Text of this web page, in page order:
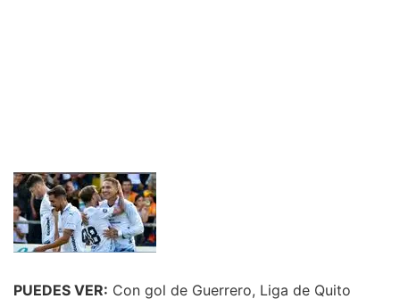
PUEDES VER: Con gol de Guerrero, Liga de Quito